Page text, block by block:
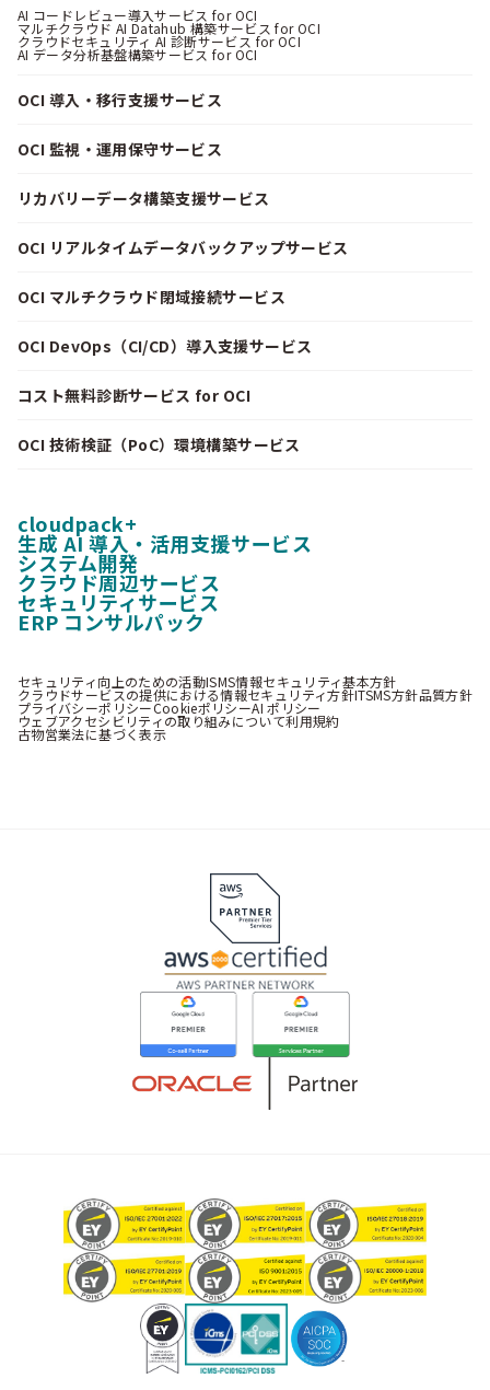
AI コードレビュー導入サービス for OCI
マルチクラウド AI Datahub 構築サービス for OCI
クラウドセキュリティ AI 診断サービス for OCI
AI データ分析基盤構築サービス for OCI
OCI 導入・移行支援サービス
OCI 監視・運用保守サービス
リカバリーデータ構築支援サービス
OCI リアルタイムデータバックアップサービス
OCI マルチクラウド閉域接続サービス
OCI DevOps（CI/CD）導入支援サービス
コスト無料診断サービス for OCI
OCI 技術検証（PoC）環境構築サービス
cloudpack+
生成 AI 導入・活用支援サービス
システム開発
クラウド周辺サービス
セキュリティサービス
ERP コンサルパック
セキュリティ向上のための活動ISMS情報セキュリティ基本方針
クラウドサービスの提供における情報セキュリティ方針ITSMS方針品質方針
プライバシーポリシーCookieポリシーAI ポリシー
ウェブアクセシビリティの取り組みについて利用規約
古物営業法に基づく表示